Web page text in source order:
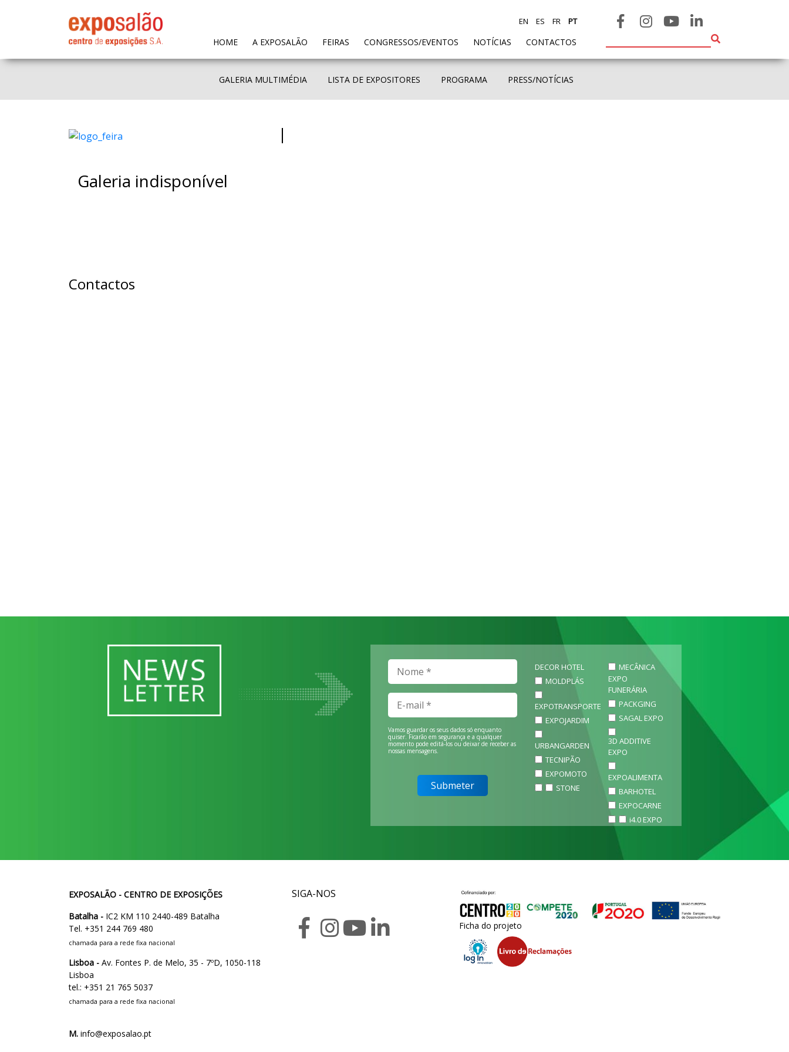
HOME(CURRENT)
A EXPOSALÃO FEIRAS CONGRESSOS/EVENTOS NOTÍCIAS CONTACTOS
EN ES FR PT
GALERIA MULTIMÉDIA LISTA DE EXPOSITORES PROGRAMA PRESS/NOTÍCIAS
Galeria indisponível
Contactos
Vamos guardar os seus dados só enquanto
quiser. Ficarão em segurança e a qualquer
momento pode editá-los ou deixar de receber as
nossas mensagens.
DECOR HOTEL
MOLDPLÁS
EXPOTRANSPORTE
EXPOJARDIM
URBANGARDEN
TECNIPÃO
EXPOMOTO
STONE
MECÂNICA
EXPO
FUNERÁRIA
PACKGING
SAGAL EXPO
3D ADDITIVE
EXPO
EXPOALIMENTA
BARHOTEL
EXPOCARNE
i4.0 EXPO
EXPOSALÃO - CENTRO DE EXPOSIÇÕES
Batalha - IC2 KM 110 2440-489 Batalha
Tel. +351 244 769 480
chamada para a rede fixa nacional
Lisboa - Av. Fontes P. de Melo, 35 - 7ºD, 1050-118
Lisboa
tel.: +351 21 765 5037
chamada para a rede fixa nacional
M. info@exposalao.pt
SIGA-NOS
Ficha do projeto